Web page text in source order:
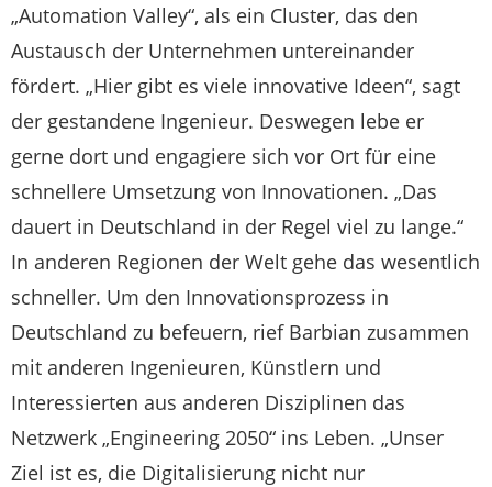
„Automation Valley“, als ein Cluster, das den
Austausch der Unternehmen untereinander
fördert. „Hier gibt es viele innovative Ideen“, sagt
der gestandene Ingenieur. Deswegen lebe er
gerne dort und engagiere sich vor Ort für eine
schnellere Umsetzung von Innovationen. „Das
dauert in Deutschland in der Regel viel zu lange.“
In anderen Regionen der Welt gehe das wesentlich
schneller. Um den Innovationsprozess in
Deutschland zu befeuern, rief Barbian zusammen
mit anderen Ingenieuren, Künstlern und
Interessierten aus anderen Disziplinen das
Netzwerk „Engineering 2050“ ins Leben. „Unser
Ziel ist es, die Digitalisierung nicht nur